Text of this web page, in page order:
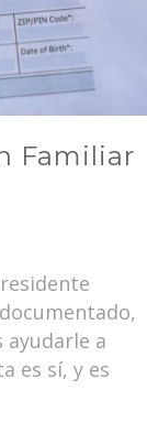
Familiar
ayudarle a
es sí, y es